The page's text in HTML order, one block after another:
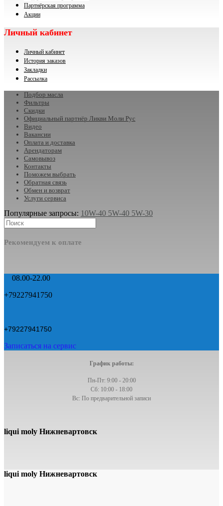
Партнёрская программа
Акции
Личный кабинет
Личный кабинет
История заказов
Закладки
Рассылка
Подбор масла
Фильтры
Скидки
Официальный партнёр Ликви Моли Рус
Видео
Вакансии
Оплата и доставка
Арендаторам
Самовывоз
Контакты
Поможем выбрать
Обратная связь
Обмен и возврат
Услуги сервиса
Популярные запросы: 10W-40 5W-40 5W-30
Рекомендуем к оплате
08.00-22.00
+79227941750
+79227941750
Записаться на сервис
График работы:
Пн-Пт: 9:00 - 20:00
Сб: 10:00 - 18:00
Вс: По предварительной записи
liqui moly Нижневартовск
liqui moly Нижневартовск